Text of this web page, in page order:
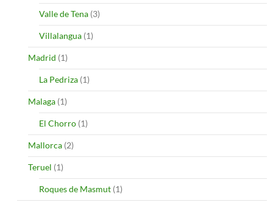
Valle de Tena (3)
Villalangua (1)
Madrid (1)
La Pedriza (1)
Malaga (1)
El Chorro (1)
Mallorca (2)
Teruel (1)
Roques de Masmut (1)